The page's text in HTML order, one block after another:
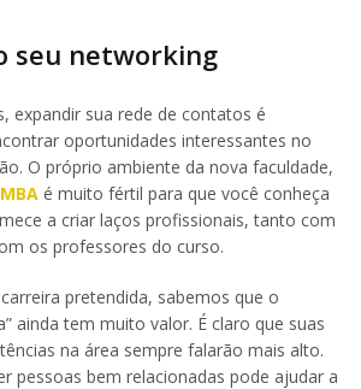
seu networking
expandir sua rede de contatos é
oportunidades interessantes no
O próprio ambiente da nova faculdade,
é muito fértil para que você conheça
a criar laços profissionais, tanto com
os professores do curso.
pretendida, sabemos que o
ainda tem muito valor. É claro que suas
na área sempre falarão mais alto.
pessoas bem relacionadas pode ajudar a